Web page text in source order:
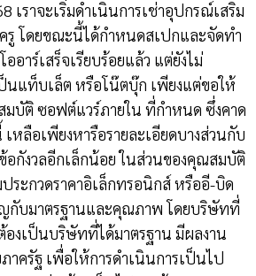
เราจะเริ่มดำเนินการเช่าอุปกรณ์เสริม
รู โดยขณะนี้ได้กำหนดสเปกและจัดทำ
อาร์เสร็จเรียบร้อยแล้ว แต่ยังไม่
ป็นแท็บเล็ต หรือโน๊ตบุ๊ก เพียงแต่ขอให้
บัติ ซอฟต์แวร์ภายใน ที่กำหนด ซึ่งคาด
หลือเพียงหารือรายละเอียดบางส่วนกับ
อกังวลอีกเล็กน้อย ในส่วนของคุณสมบัติ
ระกวดราคาอิเล็กทรอนิกส์ หรืออี-บิด
ญกับมาตรฐานและคุณภาพ โดยบริษัทที่
องเป็นบริษัทที่ได้มาตรฐาน มีผลงาน
ครัฐ เพื่อให้การดำเนินการเป็นไป